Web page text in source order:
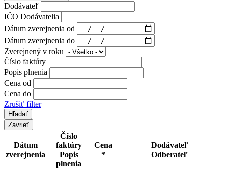
Dodávateľ
IČO Dodávatelia
Dátum zverejnenia od
Dátum zverejnenia do
Zverejnený v roku
Číslo faktúry
Popis plnenia
Cena od
Cena do
Zrušiť filter
Zavrieť
Dátum
zverejnenia
Číslo
faktúry
Popis
plnenia
Cena
*
Dodávateľ
Odberateľ